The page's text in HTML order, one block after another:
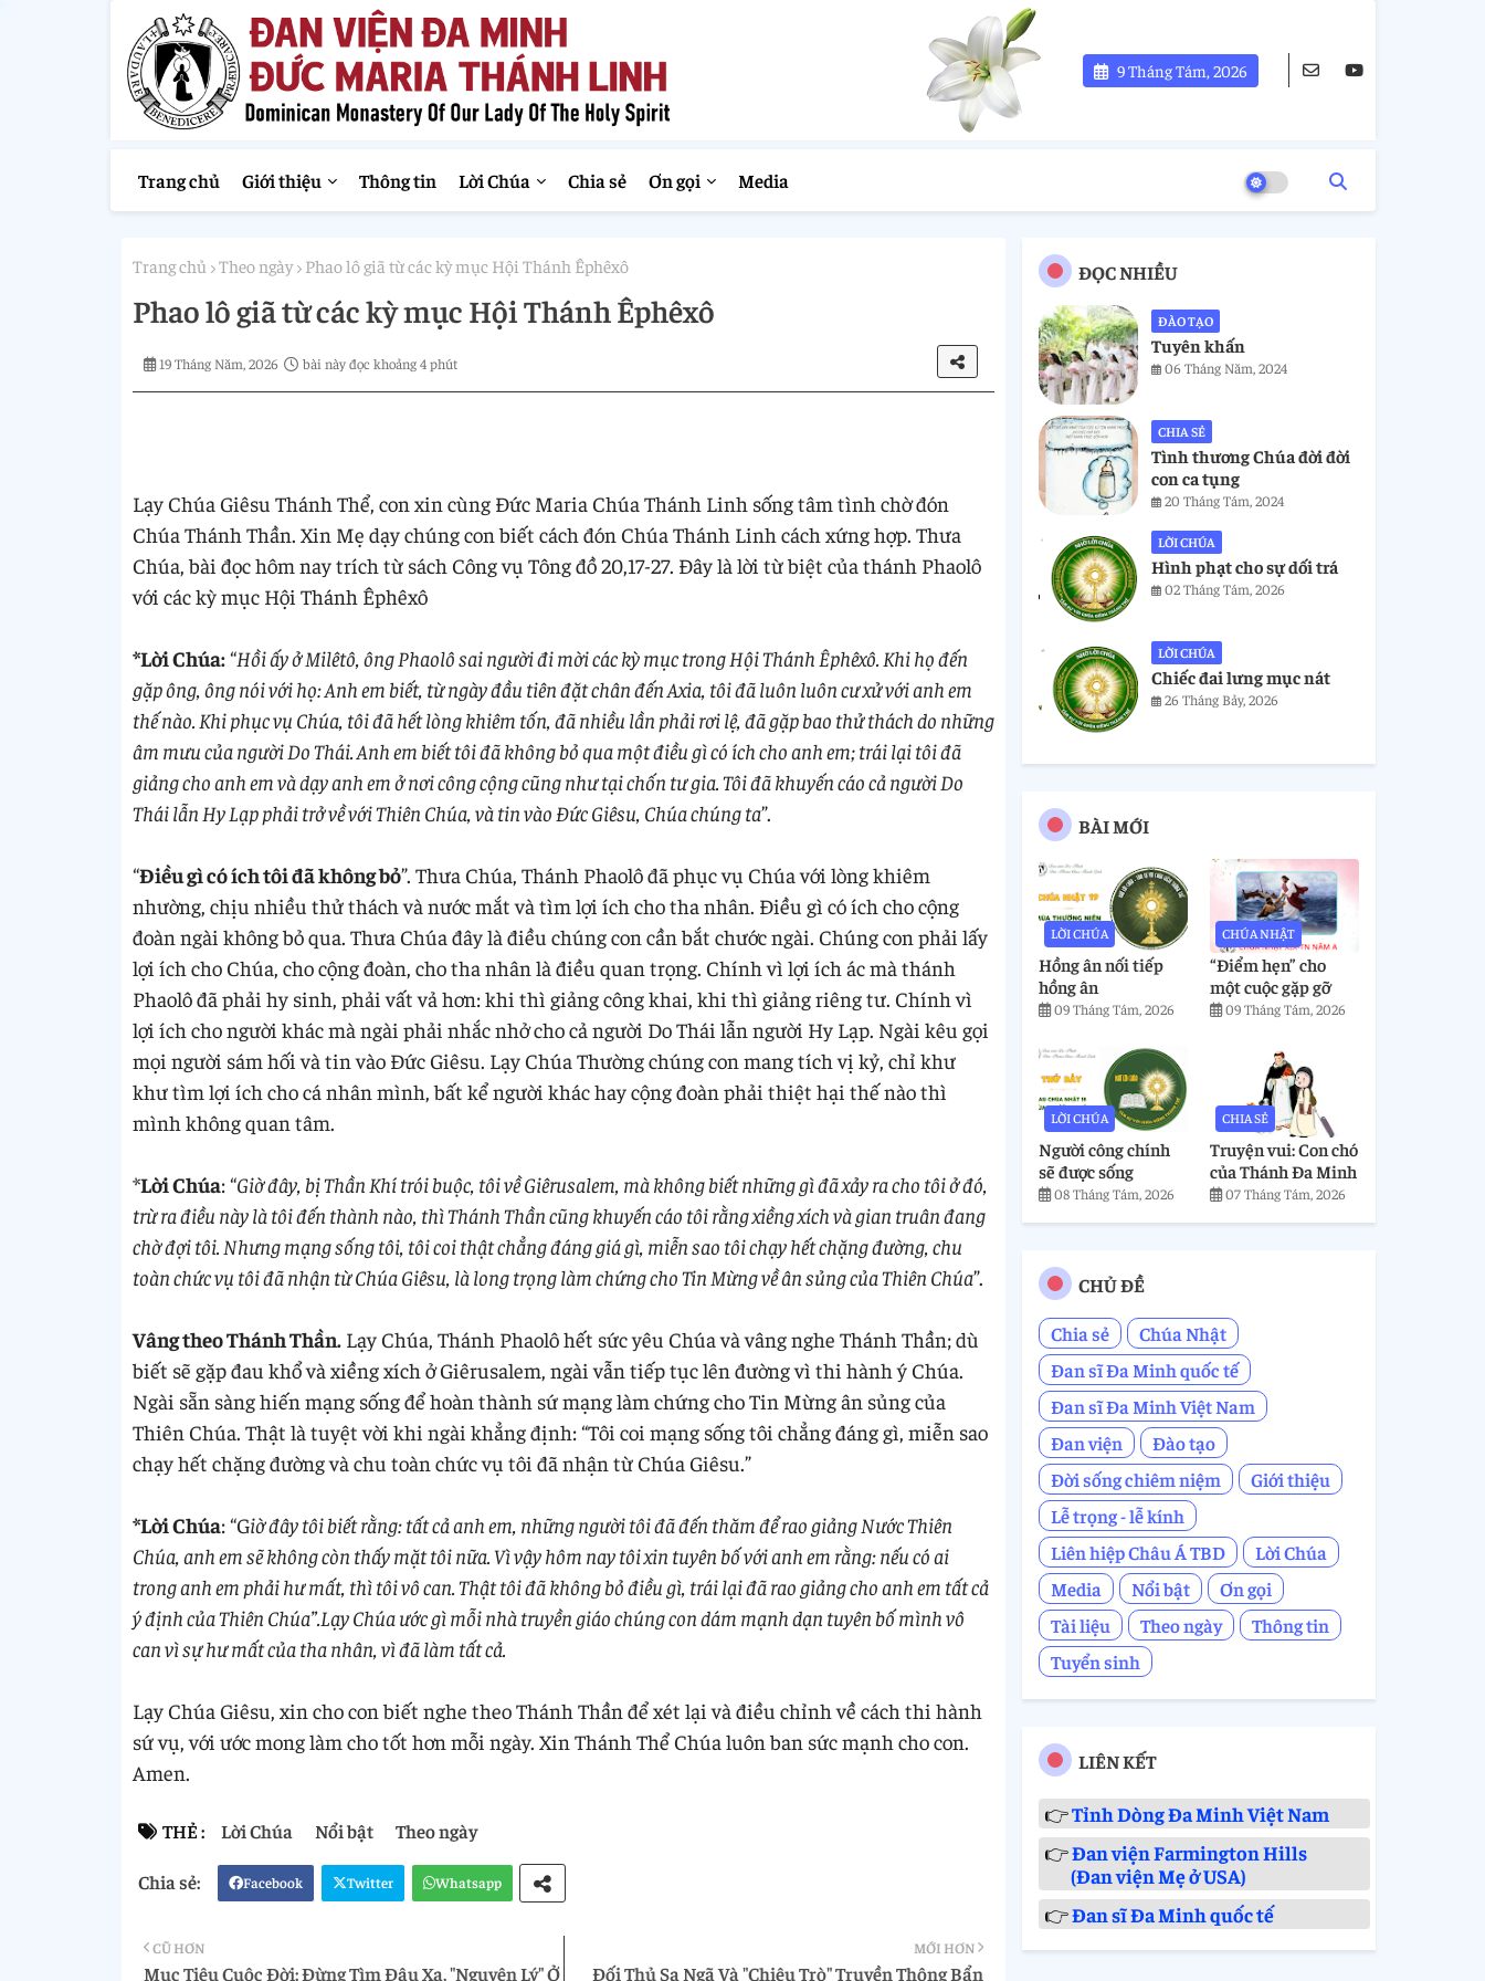
9 Tháng Tám, 2026
Trang chủ Giới thiệu Thông tin Lời Chúa Chia sẻ Ơn gọi Media
Trang chủ Theo ngày Phao lô giã từ các kỳ mục Hội Thánh Êphêxô
Phao lô giã từ các kỳ mục Hội Thánh Êphêxô
19 Tháng Năm, 2026 bài này đọc khoảng 4 phút
Lạy Chúa Giêsu Thánh Thể, con xin cùng Đức Maria Chúa Thánh Linh sống tâm tình chờ đón
Chúa Thánh Thần. Xin Mẹ dạy chúng con biết cách đón Chúa Thánh Linh cách xứng hợp. Thưa
Chúa, bài đọc hôm nay trích từ sách Công vụ Tông đồ 20,17-27. Đây là lời từ biệt của thánh Phaolô
với các kỳ mục Hội Thánh Êphêxô
*Lời Chúa:“Hồi ấy ở Milêtô, ông Phaolô sai người đi mời các kỳ mục trong Hội Thánh Êphêxô. Khi họ đến
gặp ông, ông nói với họ: Anh em biết, từ ngày đầu tiên đặt chân đến Axia, tôi đã luôn luôn cư xử với anh em
thế nào. Khi phục vụ Chúa, tôi đã hết lòng khiêm tốn, đã nhiều lần phải rơi lệ, đã gặp bao thử thách do những
âm mưu của người Do Thái. Anh em biết tôi đã không bỏ qua một điều gì có ích cho anh em; trái lại tôi đã
giảng cho anh em và dạy anh em ở nơi công cộng cũng như tại chốn tư gia. Tôi đã khuyến cáo cả người Do
Thái lẫn Hy Lạp phải trở về với Thiên Chúa, và tin vào Đức Giêsu, Chúa chúng ta”.
“Điều gì có ích tôi đã không bỏ”. Thưa Chúa, Thánh Phaolô đã phục vụ Chúa với lòng khiêm
nhường, chịu nhiều thử thách và nước mắt và tìm lợi ích cho tha nhân. Điều gì có ích cho cộng
đoàn ngài không bỏ qua. Thưa Chúa đây là điều chúng con cần bắt chước ngài. Chúng con phải lấy
lợi ích cho Chúa, cho cộng đoàn, cho tha nhân là điều quan trọng. Chính vì lợi ích ác mà thánh
Phaolô đã phải hy sinh, phải vất vả hơn: khi thì giảng công khai, khi thì giảng riêng tư. Chính vì
lợi ích cho người khác mà ngài phải nhắc nhở cho cả người Do Thái lẫn người Hy Lạp. Ngài kêu gọi
mọi người sám hối và tin vào Đức Giêsu. Lạy Chúa Thường chúng con mang tích vị kỷ, chỉ khư
khư tìm lợi ích cho cá nhân mình, bất kể người khác hay cộng đoàn phải thiệt hại thế nào thì
mình không quan tâm.
*Lời Chúa: “Giờ đây, bị Thần Khí trói buộc, tôi về Giêrusalem, mà không biết những gì đã xảy ra cho tôi ở đó,
trừ ra điều này là tôi đến thành nào, thì Thánh Thần cũng khuyến cáo tôi rằng xiềng xích và gian truân đang
chờ đợi tôi. Nhưng mạng sống tôi, tôi coi thật chẳng đáng giá gì, miễn sao tôi chạy hết chặng đường, chu
toàn chức vụ tôi đã nhận từ Chúa Giêsu, là long trọng làm chứng cho Tin Mừng về ân sủng của Thiên Chúa”.
Vâng theo Thánh Thần. Lạy Chúa, Thánh Phaolô hết sức yêu Chúa và vâng nghe Thánh Thần; dù
biết sẽ gặp đau khổ và xiềng xích ở Giêrusalem, ngài vẫn tiếp tục lên đường vì thi hành ý Chúa.
Ngài sẵn sàng hiến mạng sống để hoàn thành sứ mạng làm chứng cho Tin Mừng ân sủng của
Thiên Chúa. Thật là tuyệt vời khi ngài khẳng định: “Tôi coi mạng sống tôi chẳng đáng gì, miễn sao
chạy hết chặng đường và chu toàn chức vụ tôi đã nhận từ Chúa Giêsu.”
*Lời Chúa: “Giờ đây tôi biết rằng: tất cả anh em, những người tôi đã đến thăm để rao giảng Nước Thiên
Chúa, anh em sẽ không còn thấy mặt tôi nữa. Vì vậy hôm nay tôi xin tuyên bố với anh em rằng: nếu có ai
trong anh em phải hư mất, thì tôi vô can. Thật tôi đã không bỏ điều gì, trái lại đã rao giảng cho anh em tất cả
ý định của Thiên Chúa”.Lạy Chúa ước gì mỗi nhà truyền giáo chúng con dám mạnh dạn tuyên bố mình vô
can vì sự hư mất của tha nhân, vì đã làm tất cả.
Lạy Chúa Giêsu, xin cho con biết nghe theo Thánh Thần để xét lại và điều chỉnh về cách thi hành
sứ vụ, với ước mong làm cho tốt hơn mỗi ngày. Xin Thánh Thể Chúa luôn ban sức mạnh cho con.
Amen.
THẺ : Lời Chúa Nổi bật Theo ngày
Facebook Twitter Whatsapp
MỚI HƠN
Đối Thủ Sa Ngã Và "Chiêu Trò" Truyền Thông Bẩn
CŨ HƠN
Mục Tiêu Cuộc Đời: Đừng Tìm Đâu Xa, "Nguyên Lý" Ở
ĐỌC NHIỀU
ĐÀO TẠO
Tuyên khấn
06 Tháng Năm, 2024
CHIA SẺ
Tình thương Chúa đời đời
con ca tụng
20 Tháng Tám, 2024
LỜI CHÚA
Hình phạt cho sự dối trá
02 Tháng Tám, 2026
LỜI CHÚA
Chiếc đai lưng mục nát
26 Tháng Bảy, 2026
BÀI MỚI
LỜI CHÚA
Hồng ân nối tiếp
hồng ân
09 Tháng Tám, 2026
CHÚA NHẬT
“Điểm hẹn” cho
một cuộc gặp gỡ
09 Tháng Tám, 2026
LỜI CHÚA
Người công chính
sẽ được sống
08 Tháng Tám, 2026
CHIA SẺ
Truyện vui: Con chó
của Thánh Đa Minh
07 Tháng Tám, 2026
CHỦ ĐỀ
Chia sẻ
Chúa Nhật
Đan sĩ Đa Minh quốc tế
Đan sĩ Đa Minh Việt Nam
Đan viện
Đào tạo
Đời sống chiêm niệm
Giới thiệu
Lễ trọng - lễ kính
Liên hiệp Châu Á TBD
Lời Chúa
Media
Nổi bật
Ơn gọi
Tài liệu
Theo ngày
Thông tin
Tuyển sinh
LIÊN KẾT
👉Tỉnh Dòng Đa Minh Việt Nam
👉Đan viện Farmington Hills
(Đan viện Mẹ ở USA)
👉Đan sĩ Đa Minh quốc tế